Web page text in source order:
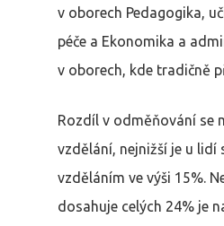
v oborech Pedagogika,
péče a Ekonomika a
v oborech, kde tradičně
Rozdíl v odměňování se
vzdělání, nejnižší je u lidí
vzděláním ve výši 15%.
dosahuje celých 24% je